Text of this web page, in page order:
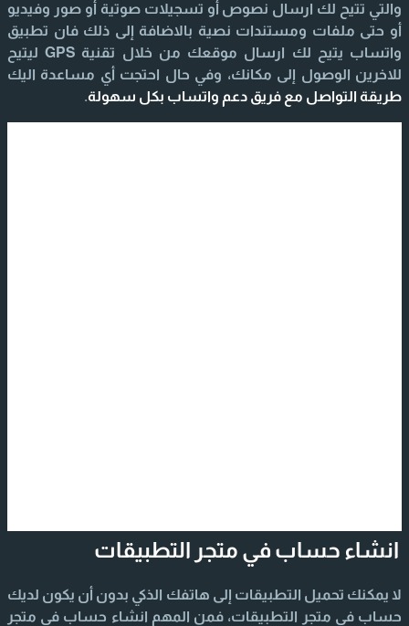
والتي تتيح لك ارسال نصوص أو تسجيلات صوتية أو صور وفيديو
أو حتى ملفات ومستندات نصية بالاضافة إلى ذلك فان تطبيق
واتساب يتيح لك ارسال موقعك من خلال تقنية GPS ليتيح
للاخرين الوصول إلى مكانك، وفي حال احتجت أي مساعدة اليك
طريقة التواصل مع فريق دعم واتساب بكل سهولة.
انشاء حساب في متجر التطبيقات
لا يمكنك تحميل التطبيقات إلى هاتفك الذكي بدون أن يكون لديك
حساب في متجر التطبيقات، فمن المهم انشاء حساب في متجر